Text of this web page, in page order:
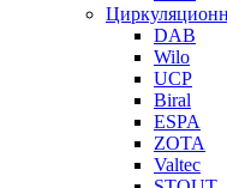
DAB
Wilo
UCP
Biral
ESPA
ZOTA
Valtec